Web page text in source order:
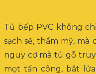
Tủ bếp PVC không
sạch sẽ, thẩm mỹ,
nguy cơ mà tủ gỗ
mọt tấn công, bắt